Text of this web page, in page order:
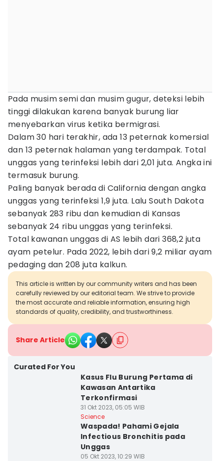
Pada musim semi dan musim gugur, deteksi lebih
tinggi dilakukan karena banyak burung liar
menyebarkan virus ketika bermigrasi.
Dalam 30 hari terakhir, ada 13 peternak komersial
dan 13 peternak halaman yang terdampak. Total
unggas yang terinfeksi lebih dari 2,01 juta. Angka ini
termasuk burung.
Paling banyak berada di California dengan angka
unggas yang terinfeksi 1,9 juta. Lalu South Dakota
sebanyak 283 ribu dan kemudian di Kansas
sebanyak 24 ribu unggas yang terinfeksi.
Total kawanan unggas di AS lebih dari 368,2 juta
ayam petelur. Pada 2022, lebih dari 9,2 miliar ayam
pedaging dan 208 juta kalkun.
This article is written by our community writers and has been
carefully reviewed by our editorial team. We strive to provide
the most accurate and reliable information, ensuring high
standards of quality, credibility, and trustworthiness.
Share Article
Curated For You
Kasus Flu Burung Pertama di
Kawasan Antartika
Terkonfirmasi
31 Okt 2023, 05:05 WIB
Science
Waspada! Pahami Gejala
Infectious Bronchitis pada
Unggas
05 Okt 2023, 10:29 WIB